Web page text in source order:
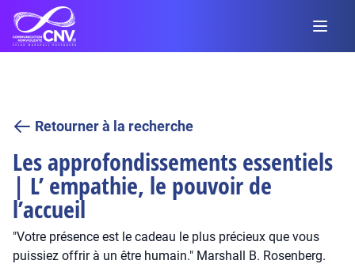
Retourner à la recherche
Les approfondissements essentiels
| L’ empathie, le pouvoir de
l’accueil
"Votre présence est le cadeau le plus précieux que vous
puissiez offrir à un être humain." Marshall B. Rosenberg.